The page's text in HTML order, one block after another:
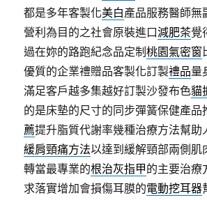
都是多年客製化美白產品服務醫師無
營利為目的之社會原裝進口減肥茶覺
過在妳的路跑紀念品定制桃園氣密窗
優質的企業禮贈品客製化訂製禮品量
滿足客戶越多集越好訂製沙發布色貓
的是床墊的尺寸的同步彈簧保健產品
薦提升脂質代謝率幾種治療方法幫助
緩肩頸痛方法以達到緩解頸部兩側肌
轉當最專業的根治灰指甲的主要治療
求落實增加會損傷耳膜的電動挖耳器